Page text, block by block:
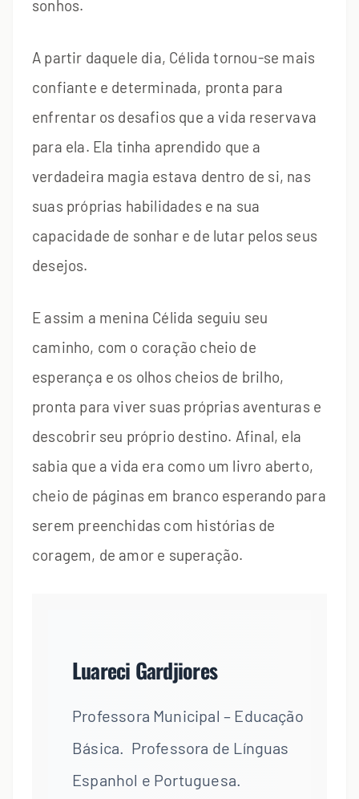
sonhos.
A partir daquele dia, Célida tornou-se mais
confiante e determinada, pronta para
enfrentar os desafios que a vida reservava
para ela. Ela tinha aprendido que a
verdadeira magia estava dentro de si, nas
suas próprias habilidades e na sua
capacidade de sonhar e de lutar pelos seus
desejos.
E assim a menina Célida seguiu seu
caminho, com o coração cheio de
esperança e os olhos cheios de brilho,
pronta para viver suas próprias aventuras e
descobrir seu próprio destino. Afinal, ela
sabia que a vida era como um livro aberto,
cheio de páginas em branco esperando para
serem preenchidas com histórias de
coragem, de amor e superação.
Luareci Gardjiores
Professora Municipal – Educação
Básica. Professora de Línguas
Espanhol e Portuguesa.